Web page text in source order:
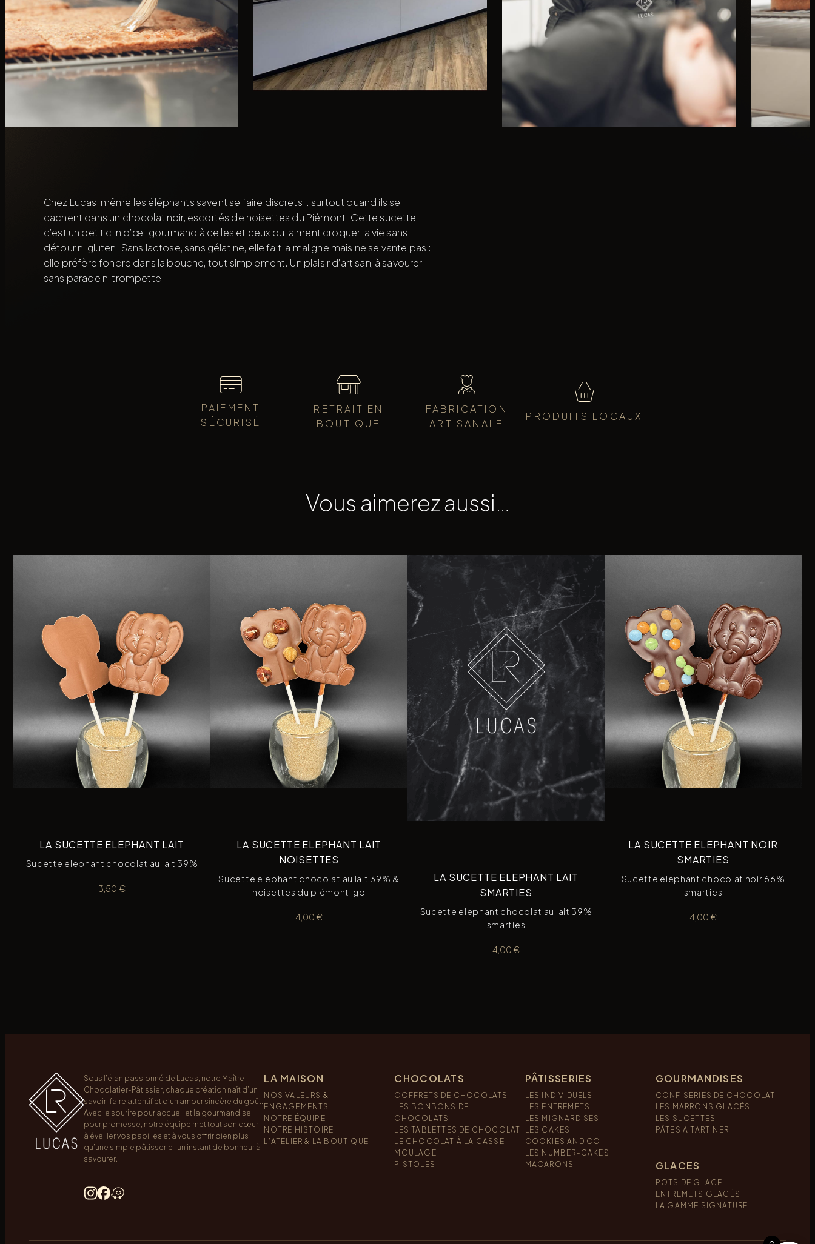
Chez Lucas, même les éléphants savent se faire discrets… surtout quand ils se
cachent dans un chocolat noir, escortés de noisettes du Piémont. Cette sucette,
c’est un petit clin d’œil gourmand à celles et ceux qui aiment croquer la vie sans
détour ni gluten. Sans lactose, sans gélatine, elle fait la maligne mais ne se vante pas :
elle préfère fondre dans la bouche, tout simplement. Un plaisir d’artisan, à savourer
sans parade ni trompette.
PAIEMENT
SÉCURISÉ
RETRAIT EN
BOUTIQUE
FABRICATION
ARTISANALE
PRODUITS LOCAUX
Vous aimerez aussi…
LA SUCETTE ELEPHANT LAIT
Sucette elephant chocolat au lait 39%
3,50 €
LA SUCETTE ELEPHANT LAIT
NOISETTES
Sucette elephant chocolat au lait 39% &
noisettes du piémont igp
4,00 €
LA SUCETTE ELEPHANT LAIT
SMARTIES
Sucette elephant chocolat au lait 39%
smarties
4,00 €
LA SUCETTE ELEPHANT NOIR
SMARTIES
Sucette elephant chocolat noir 66%
smarties
4,00 €
Sous l’élan passionné de Lucas, notre Maître
Chocolatier-Pâtissier, chaque création naît d’un
savoir-faire attentif et d’un amour sincère du goût.
Avec le sourire pour accueil et la gourmandise
pour promesse, notre équipe met tout son cœur
à éveiller vos papilles et à vous offrir bien plus
qu’une simple pâtisserie : un instant de bonheur à
savourer.
LA MAISON
NOS VALEURS &
ENGAGEMENTS
NOTRE ÉQUIPE
NOTRE HISTOIRE
L’ATELIER & LA BOUTIQUE
CHOCOLATS
COFFRETS DE CHOCOLATS
LES BONBONS DE
CHOCOLATS
LES TABLETTES DE CHOCOLAT
LE CHOCOLAT À LA CASSE
MOULAGE
PISTOLES
PÂTISSERIES
LES INDIVIDUELS
LES ENTREMETS
LES MIGNARDISES
LES CAKES
COOKIES AND CO
LES NUMBER-CAKES
MACARONS
GOURMANDISES
CONFISERIES DE CHOCOLAT
LES MARRONS GLACÉS
LES SUCETTES
PÂTES À TARTINER
GLACES
POTS DE GLACE
ENTREMETS GLACÉS
LA GAMME SIGNATURE